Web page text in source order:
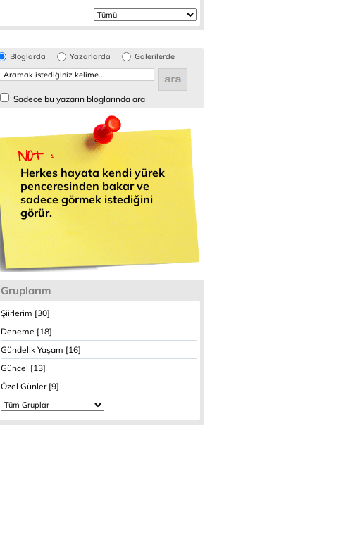
Bloglarda Yazarlarda Galerilerde
Sadece bu yazarın bloglarında ara
Herkes hayata kendi yürek
penceresinden bakar ve
sadece görmek istediğini
görür.
Gruplarım
Şiirlerim [30]
Deneme [18]
Gündelik Yaşam [16]
Güncel [13]
Özel Günler [9]